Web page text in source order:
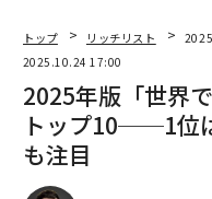
トップ リッチリスト
2025.10.24 17:00
2025年版「世界
トップ10──1位
も注目